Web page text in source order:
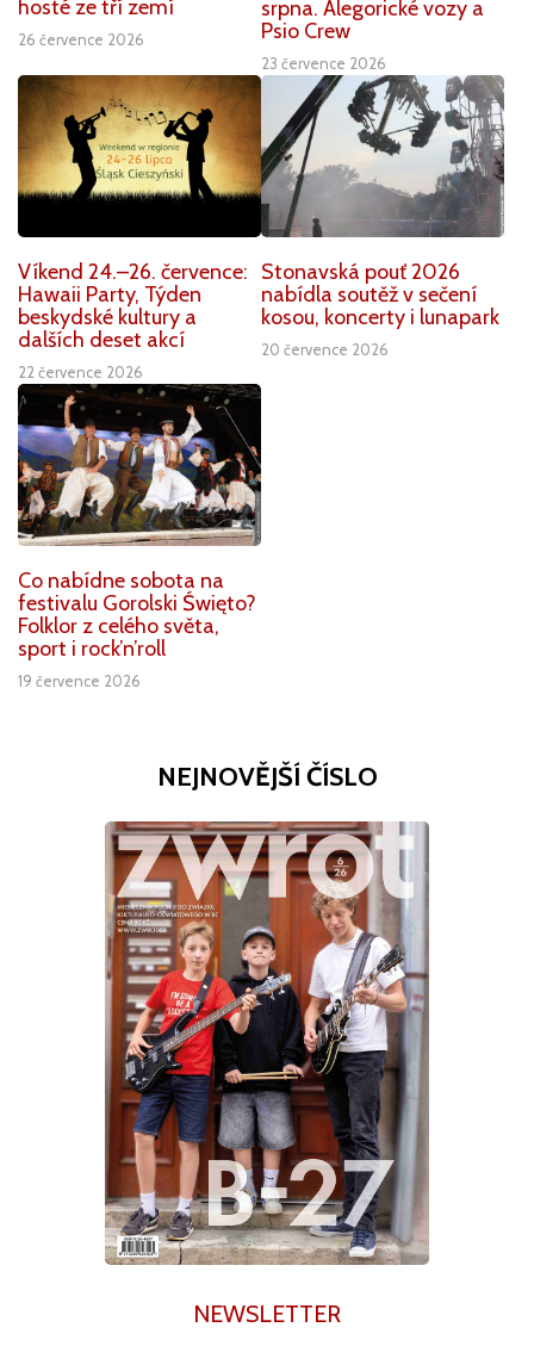
hosté ze tří zemí
26 července 2026
srpna. Alegorické vozy a
Psio Crew
23 července 2026
Víkend 24.–26. července:
Hawaii Party, Týden
beskydské kultury a
dalších deset akcí
22 července 2026
Stonavská pouť 2026
nabídla soutěž v sečení
kosou, koncerty i lunapark
20 července 2026
Co nabídne sobota na
festivalu Gorolski Święto?
Folklor z celého světa,
sport i rock’n’roll
19 července 2026
NEJNOVĚJŠÍ ČÍSLO
NEWSLETTER